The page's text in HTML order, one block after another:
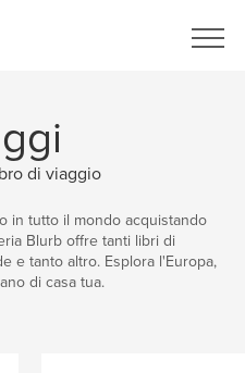
di viaggio
in tutto il mondo acquistando
Blurb offre tanti libri di
e tanto altro. Esplora l'Europa,
di casa tua.